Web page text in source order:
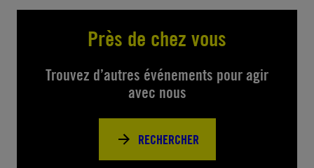
Près de chez vous
Trouvez d’autres événements pour agir
avec nous
RECHERCHER